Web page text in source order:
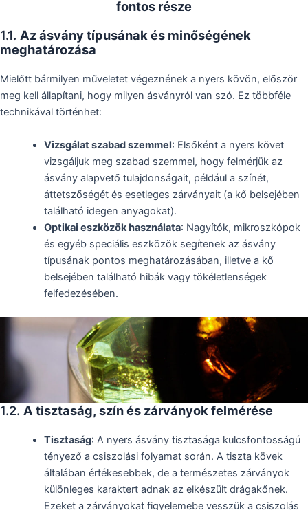
fontos része
1.1. Az ásvány típusának és minőségének
meghatározása
Mielőtt bármilyen műveletet végeznének a nyers kövön, először
meg kell állapítani, hogy milyen ásványról van szó. Ez többféle
technikával történhet:
Vizsgálat szabad szemmel: Elsőként a nyers követ
vizsgáljuk meg szabad szemmel, hogy felmérjük az
ásvány alapvető tulajdonságait, például a színét,
áttetszőségét és esetleges zárványait (a kő belsejében
található idegen anyagokat).
Optikai eszközök használata: Nagyítók, mikroszkópok
és egyéb speciális eszközök segítenek az ásvány
típusának pontos meghatározásában, illetve a kő
belsejében található hibák vagy tökéletlenségek
felfedezésében.
1.2. A tisztaság, szín és zárványok felmérése
Tisztaság: A nyers ásvány tisztasága kulcsfontosságú
tényező a csiszolási folyamat során. A tiszta kövek
általában értékesebbek, de a természetes zárványok
különleges karaktert adnak az elkészült drágakőnek.
Ezeket a zárványokat figyelemebe vesszük a csiszolás